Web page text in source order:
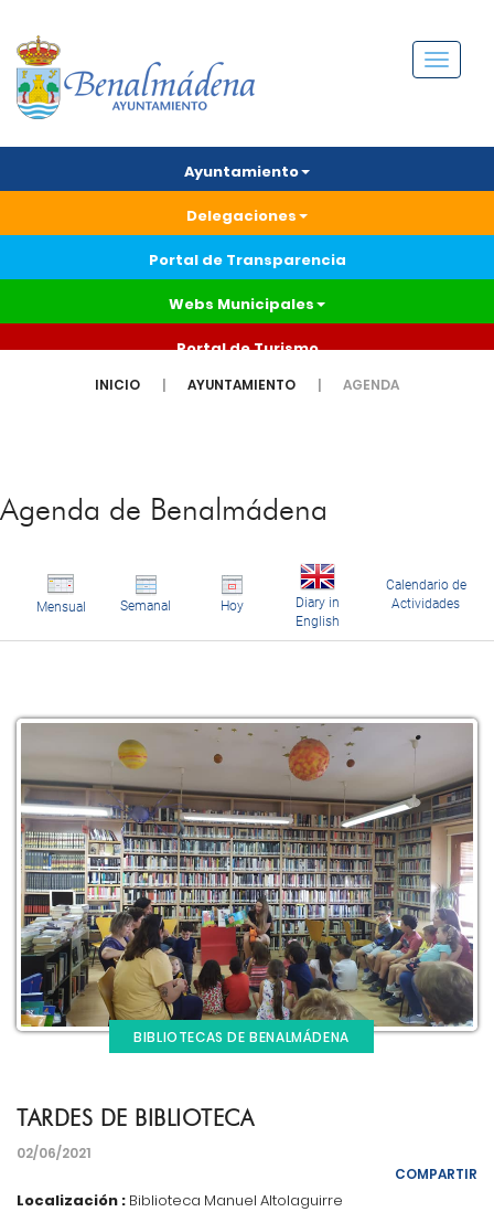
Menú
Ayuntamiento
Delegaciones
Portal de Transparencia
Webs Municipales
Portal de Turismo
INICIO AYUNTAMIENTO AGENDA
Agenda de Benalmádena
Mensual Semanal Hoy
Diary in
English
Calendario de
Actividades
BIBLIOTECAS DE BENALMÁDENA
TARDES DE BIBLIOTECA
02/06/2021
COMPARTIR
Localización : Biblioteca Manuel Altolaguirre